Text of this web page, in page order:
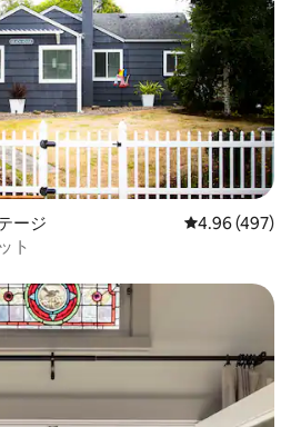
ージ レビュー497
4.96 (497)
ト